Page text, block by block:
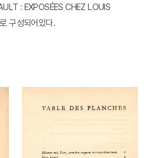
: EXPOSÉES CHEZ LOUIS
구성되어있다.